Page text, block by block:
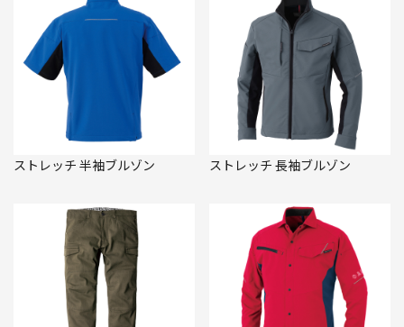
ストレッチ 半袖ブルゾン ストレッチ 長袖ブルゾン